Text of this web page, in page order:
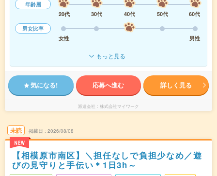
年齢層
20代
30代 40代 50代
60代
男女比率
女性
男性
もっと見る
気になる! 応募へ進む 詳しく見る
派遣会社 株式会社マイワーク
未読
NEW
掲載日 2026/08/08
【相模原市南区】＼担任なしで負担少なめ／遊
びの見守りと手伝い＊1日3h～